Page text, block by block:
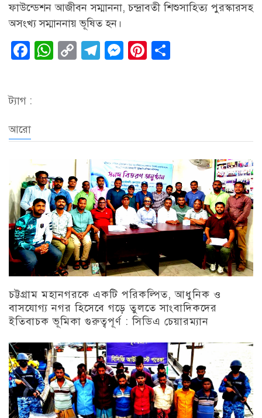
ফাউন্ডেশন আজীবন সম্মাননা, চন্দ্রাবতী শিশুসাহিত্য পুরস্কারসহ
অসংখ্য সম্মাননায় ভূষিত হন।
Facebook
WhatsApp
CopyTelegram
Messenger
Pinterest
ট্যাগ :
আরো
চট্টগ্রাম মহানগরকে একটি পরিকল্পিত, আধুনিক ও
বাসযোগ্য নগর হিসেবে গড়ে তুলতে সাংবাদিকদের
ইতিবাচক ভূমিকা গুরুত্বপূর্ণ : সিডিএ চেয়ারম্যান
চট্টগ্রাম